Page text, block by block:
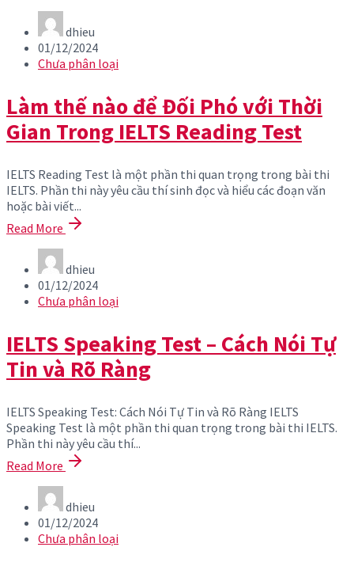
dhieu
01/12/2024
Chưa phân loại
Làm thế nào để Đối Phó với Thời
Gian Trong IELTS Reading Test
IELTS Reading Test là một phần thi quan trọng trong bài thi
IELTS. Phần thi này yêu cầu thí sinh đọc và hiểu các đoạn văn
hoặc bài viết...
Read More
dhieu
01/12/2024
Chưa phân loại
IELTS Speaking Test – Cách Nói Tự
Tin và Rõ Ràng
IELTS Speaking Test: Cách Nói Tự Tin và Rõ Ràng IELTS
Speaking Test là một phần thi quan trọng trong bài thi IELTS.
Phần thi này yêu cầu thí...
Read More
dhieu
01/12/2024
Chưa phân loại